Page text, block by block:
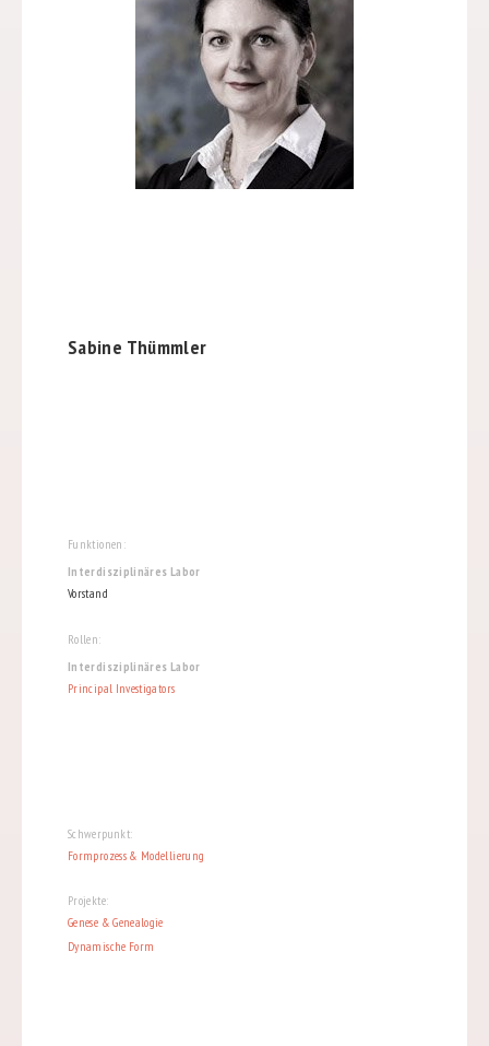
Sabine Thümmler
Funktionen:
Interdisziplinäres Labor
Vorstand
Rollen:
Interdisziplinäres Labor
Principal Investigators
Schwerpunkt:
Formprozess & Modellierung
Projekte:
Genese & Genealogie
Dynamische Form